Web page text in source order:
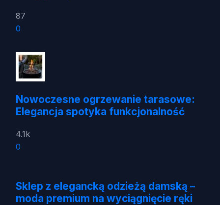
87
0
Nowoczesne ogrzewanie tarasowe:
Elegancja spotyka funkcjonalność
4.1k
0
Sklep z elegancką odzieżą damską –
moda premium na wyciągnięcie ręki